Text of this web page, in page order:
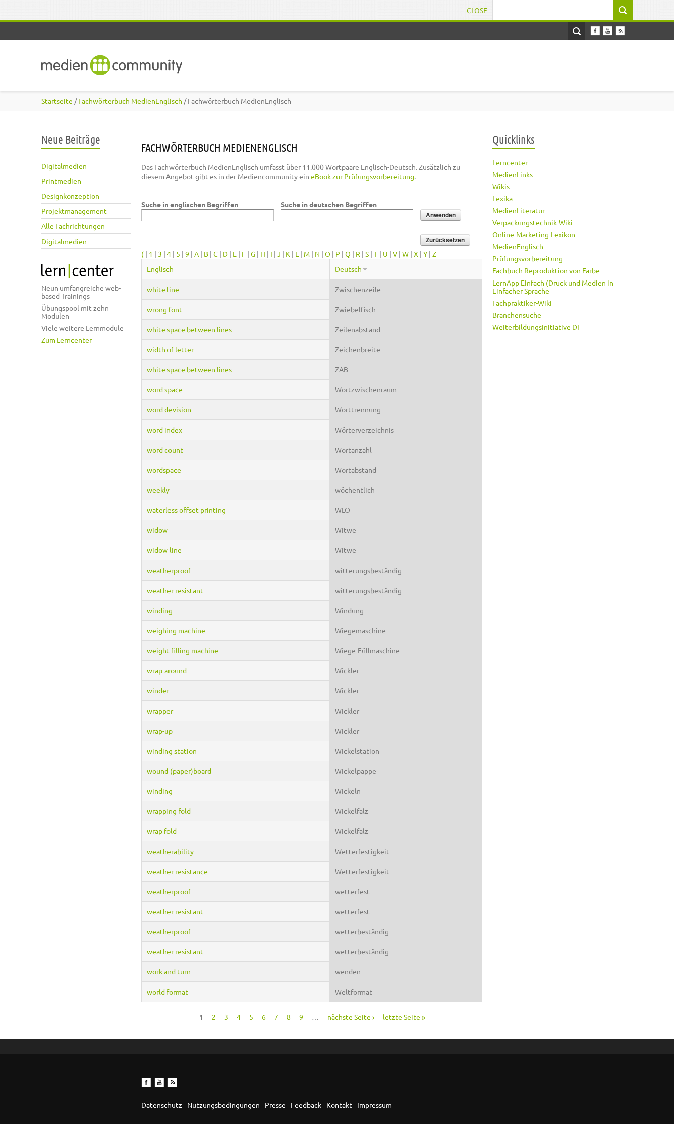
CLOSE
Startseite /Fachwörterbuch MedienEnglisch / Fachwörterbuch MedienEnglisch
Neue Beiträge
Digitalmedien
Printmedien
Designkonzeption
Projektmanagement
Alle Fachrichtungen
Digitalmedien
Neun umfangreiche web-
based Trainings
Übungspool mit zehn
Modulen
Viele weitere Lernmodule
Zum Lerncenter
FACHWÖRTERBUCH MEDIENENGLISCH
Das Fachwörterbuch MedienEnglisch umfasst über 11.000 Wortpaare Englisch-Deutsch. Zusätzlich zu
diesem Angebot gibt es in der Mediencommunity ein eBook zur Prüfungsvorbereitung.
Suche in englischen Begriffen Suche in deutschen Begriffen
( | 1 | 3 | 4 | 5 | 9 | A | B | C | D | E | F | G | H | I | J | K | L | M | N | O | P | Q | R | S | T | U | V | W | X | Y | Z
Englisch
Deutsch
white line Zwischenzeile
wrong font Zwiebelfisch
white space between lines Zeilenabstand
width of letter Zeichenbreite
white space between lines ZAB
word space Wortzwischenraum
word devision Worttrennung
word index Wörterverzeichnis
word count Wortanzahl
wordspace Wortabstand
weekly wöchentlich
waterless offset printing WLO
widow Witwe
widow line Witwe
weatherproof witterungsbeständig
weather resistant witterungsbeständig
winding Windung
weighing machine Wiegemaschine
weight filling machine Wiege-Füllmaschine
wrap-around Wickler
winder Wickler
wrapper Wickler
wrap-up Wickler
winding station Wickelstation
wound (paper)board Wickelpappe
winding Wickeln
wrapping fold Wickelfalz
wrap fold Wickelfalz
weatherability Wetterfestigkeit
weather resistance Wetterfestigkeit
weatherproof wetterfest
weather resistant wetterfest
weatherproof wetterbeständig
weather resistant wetterbeständig
work and turn wenden
world format Weltformat
1 2 3 4 5 6 7 8 9 nächste Seite › letzte Seite »
Quicklinks
Lerncenter
MedienLinks
Wikis
Lexika
MedienLiteratur
Verpackungstechnik-Wiki
Online-Marketing-Lexikon
MedienEnglisch
Prüfungsvorbereitung
Fachbuch Reproduktion von Farbe
LernApp Einfach (Druck und Medien in
Einfacher Sprache
Fachpraktiker-Wiki
Branchensuche
Weiterbildungsinitiative DI
Datenschutz Nutzungsbedingungen Presse Feedback Kontakt Impressum